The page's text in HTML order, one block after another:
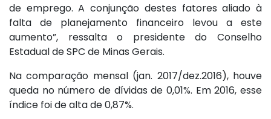
de emprego. A conjunção destes fatores aliado à
falta de planejamento financeiro levou a este
aumento”, ressalta o presidente do Conselho
Estadual de SPC de Minas Gerais.
Na comparação mensal (jan. 2017/dez.2016), houve
queda no número de dívidas de 0,01%. Em 2016, esse
índice foi de alta de 0,87%.